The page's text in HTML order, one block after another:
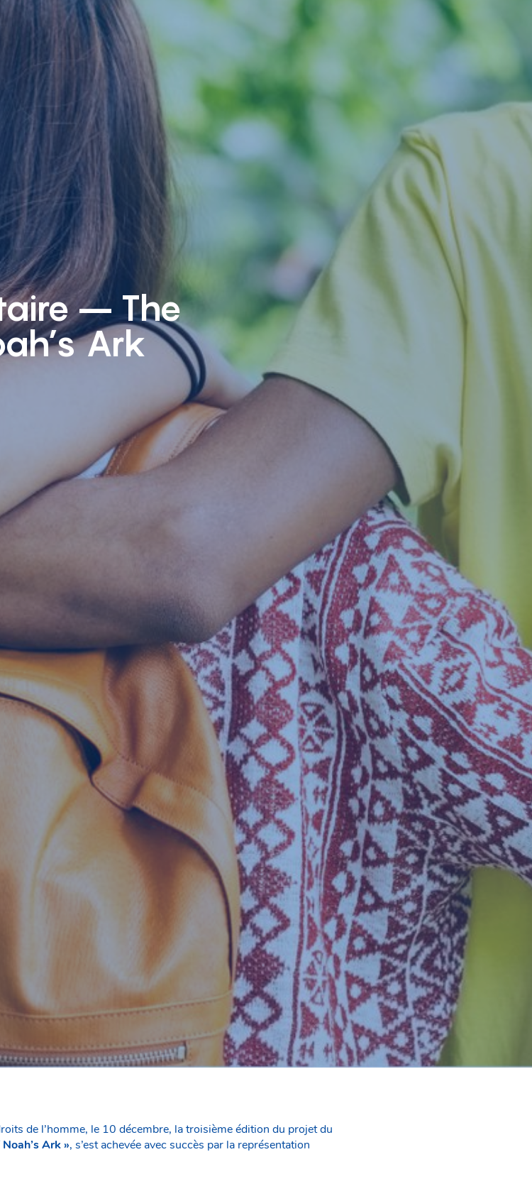
– The
Ark
de l’homme, le 10 décembre, la troisième édition du projet du
Ark », s’est achevée avec succès par la représentation